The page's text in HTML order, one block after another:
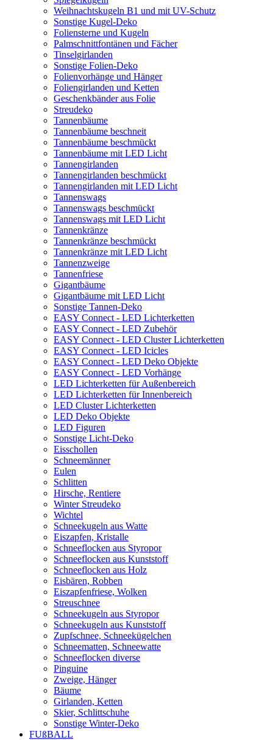
Weihnachtskugeln B1 und mit UV-Schutz
Sonstige Kugel-Deko
Foliensterne und Kugeln
Palmschnittfontänen und Fächer
Tinselgirlanden
Sonstige Folien-Deko
Folienvorhänge und Hänger
Foliengirlanden und Ketten
Geschenkbänder aus Folie
Streudeko
Tannenbäume
Tannenbäume beschneit
Tannenbäume beschmückt
Tannenbäume mit LED Licht
Tannengirlanden
Tannengirlanden beschmückt
Tannengirlanden mit LED Licht
Tannenswags
Tannenswags beschmückt
Tannenswags mit LED Licht
Tannenkränze
Tannenkränze beschmückt
Tannenkränze mit LED Licht
Tannenzweige
Tannenfriese
Gigantbäume
Gigantbäume mit LED Licht
Sonstige Tannen-Deko
EASY Connect - LED Lichterketten
EASY Connect - LED Zubehör
EASY Connect - LED Cluster Lichterketten
EASY Connect - LED Icicles
EASY Connect - LED Deko Objekte
EASY Connect - LED Vorhänge
LED Lichterketten für Außenbereich
LED Lichterketten für Innenbereich
LED Cluster Lichterketten
LED Deko Objekte
LED Figuren
Sonstige Licht-Deko
Eisschollen
Schneemänner
Eulen
Schlitten
Hirsche, Rentiere
Winter Streudeko
Wichtel
Schneekugeln aus Watte
Eiszapfen, Kristalle
Schneeflocken aus Styropor
Schneeflocken aus Kunststoff
Schneeflocken aus Holz
Eisbären, Robben
Eiszapfenfriese, Wolken
Streuschnee
Schneekugeln aus Styropor
Schneekugeln aus Kunststoff
Zupfschnee, Schneekügelchen
Schneematten, Schneewatte
Schneeflocken diverse
Pinguine
Zweige, Hänger
Bäume
Girlanden, Ketten
Skier, Schlittschuhe
Sonstige Winter-Deko
FUßBALL